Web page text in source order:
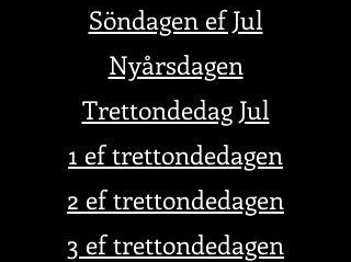
Söndagen ef Jul
Nyårsdagen
Trettondedag Jul
1 ef trettondedagen
2 ef trettondedagen
3 ef trettondedagen